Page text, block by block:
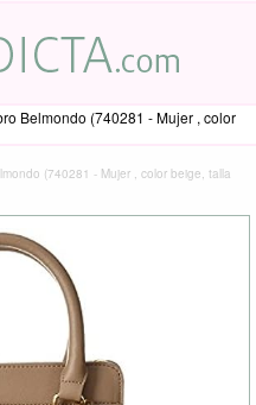
Belmondo (740281 - Mujer , color
(740281 - Mujer , color beige, talla